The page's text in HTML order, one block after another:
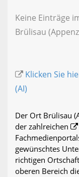
Keine Einträge
Brülisau
Klicken Sie
(AI)
Der Ort Brülisau
der zahlreichen
gewünschtes
richtigen
oberen Bereich